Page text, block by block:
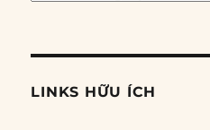
đề
LINKS HỮU ÍCH